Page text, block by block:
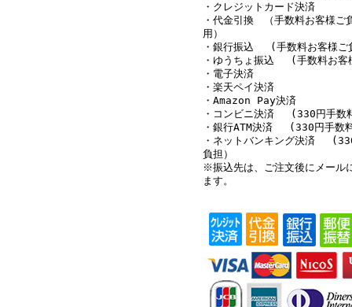
・クレジットカード決済
・代金引換 （手数料お客様ご
用）
・銀行振込 (手数料お客様ご
・ゆうちょ振込 (手数料お客
・電子決済
・楽天ペイ決済
・Amazon Pay決済
・コンビニ決済 (330円手数
・銀行ATM決済 (330円手数
・ネットバンキング決済
負担）
※振込先は、ご注文後にメール
ます。